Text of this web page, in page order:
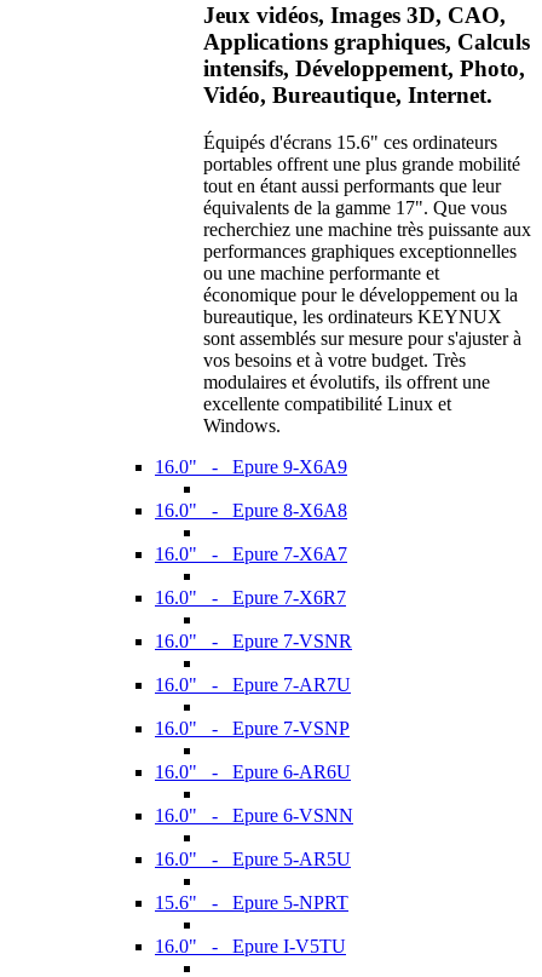
Jeux vidéos, Images 3D, CAO,
Applications graphiques, Calculs
intensifs, Développement, Photo,
Vidéo, Bureautique, Internet.
Équipés d'écrans 15.6" ces ordinateurs
portables offrent une plus grande mobilité
tout en étant aussi performants que leur
équivalents de la gamme 17". Que vous
recherchiez une machine très puissante aux
performances graphiques exceptionnelles
ou une machine performante et
économique pour le développement ou la
bureautique, les ordinateurs KEYNUX
sont assemblés sur mesure pour s'ajuster à
vos besoins et à votre budget. Très
modulaires et évolutifs, ils offrent une
excellente compatibilité Linux et
Windows.
16.0" - Epure 9-X6A9
16.0" - Epure 8-X6A8
16.0" - Epure 7-X6A7
16.0" - Epure 7-X6R7
16.0" - Epure 7-VSNR
16.0" - Epure 7-AR7U
16.0" - Epure 7-VSNP
16.0" - Epure 6-AR6U
16.0" - Epure 6-VSNN
16.0" - Epure 5-AR5U
15.6" - Epure 5-NPRT
16.0" - Epure I-V5TU